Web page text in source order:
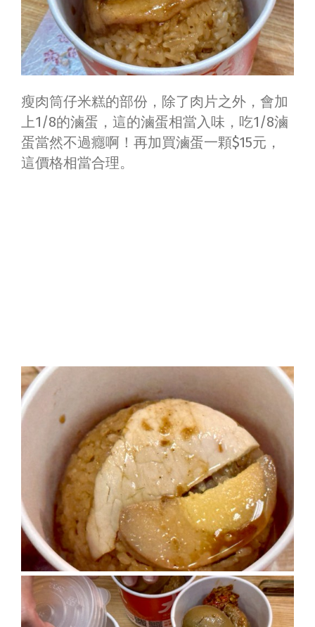
瘦肉筒仔米糕的部份，除了肉片之外，會加
上1/8的滷蛋，這的滷蛋相當入味，吃1/8滷
蛋當然不過癮啊！再加買滷蛋一顆$15元，
這價格相當合理。